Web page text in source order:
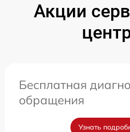
Акции
Бесплатная
обращения
Узнать